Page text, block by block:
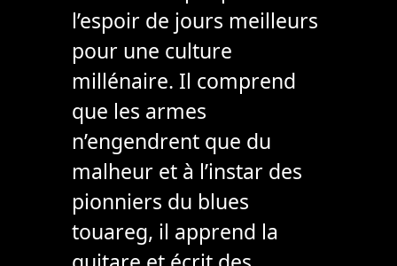
l’espoir de jours meilleurs
pour une culture
millénaire. Il comprend
que les armes
n’engendrent que du
malheur et à l’instar des
pionniers du blues
touareg, il apprend la